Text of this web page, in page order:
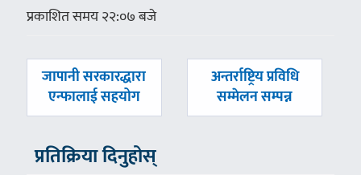
प्रकाशित समय २२:०७ बजे
पछिल्लाे
जापानी सरकारद्धारा
एन्फालाई सहयोग
अघिल्लाे
अन्तर्राष्ट्रिय प्रविधि
सम्मेलन सम्पन्न
प्रतिक्रिया दिनुहोस्